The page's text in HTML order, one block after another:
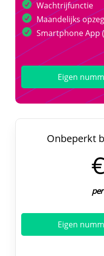
Wachtrijfunctie
Maandelijks
Smartphone App
Eigen
Onbeperkt
Eigen